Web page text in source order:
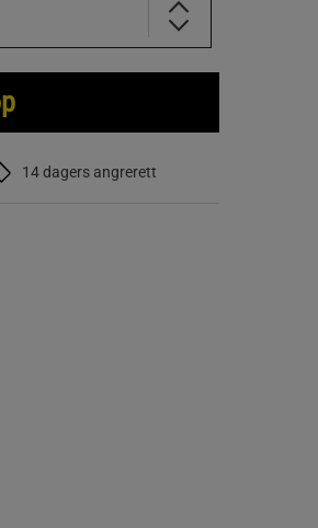
14 dagers angrerett